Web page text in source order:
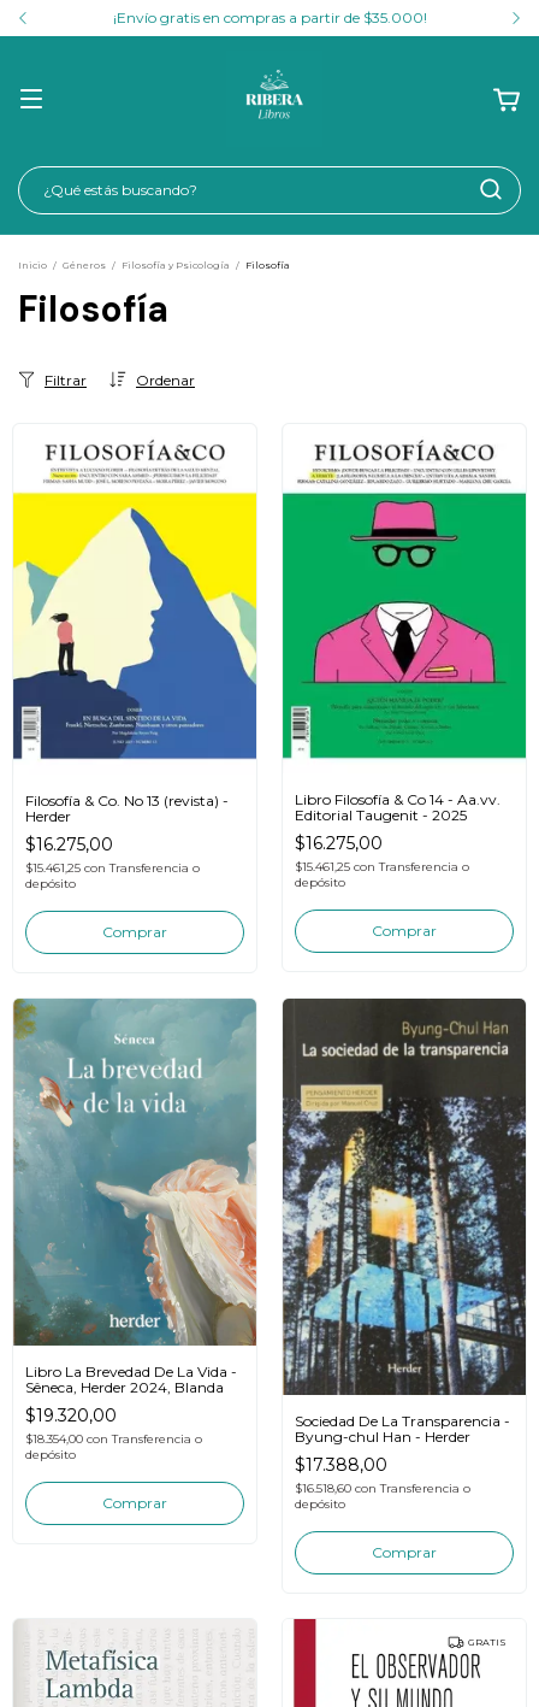
¡Envío gratis en compras a partir de $35.000!
Inicio / Géneros / Filosofía y Psicología / Filosofía
Filosofía
Ordenar
Filtrar
Filosofía & Co. No 13 (revista) -
Herder
$16.275,00
$15.461,25 con Transferencia o
depósito
Libro Filosofía & Co 14 - Aa.vv.
Editorial Taugenit - 2025
$16.275,00
$15.461,25 con Transferencia o
depósito
Libro La Brevedad De La Vida -
Sêneca, Herder 2024, Blanda
$19.320,00
$18.354,00 con Transferencia o
depósito
Sociedad De La Transparencia -
Byung-chul Han - Herder
$17.388,00
$16.518,60 con Transferencia o
depósito
GRATIS